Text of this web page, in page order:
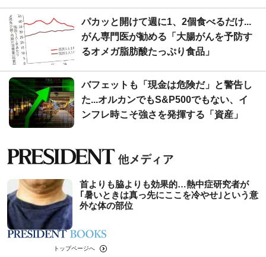
パカッと開けて週に1、2個食べるだけ...
がん専門医が勧める「大腸がんを予防す
るオメガ脂肪酸たっぷり食品」
バフェットも「現金は危険だ」と警告し
た...オルカンでもS&P500でもない、イ
ンフレ時こそ強さを発揮する「資産」
首よりも脇よりも効果的…熱中症研究者が
｢暑いときは真っ先にここを冷やせ｣という意
外な体の部位
トップページへ